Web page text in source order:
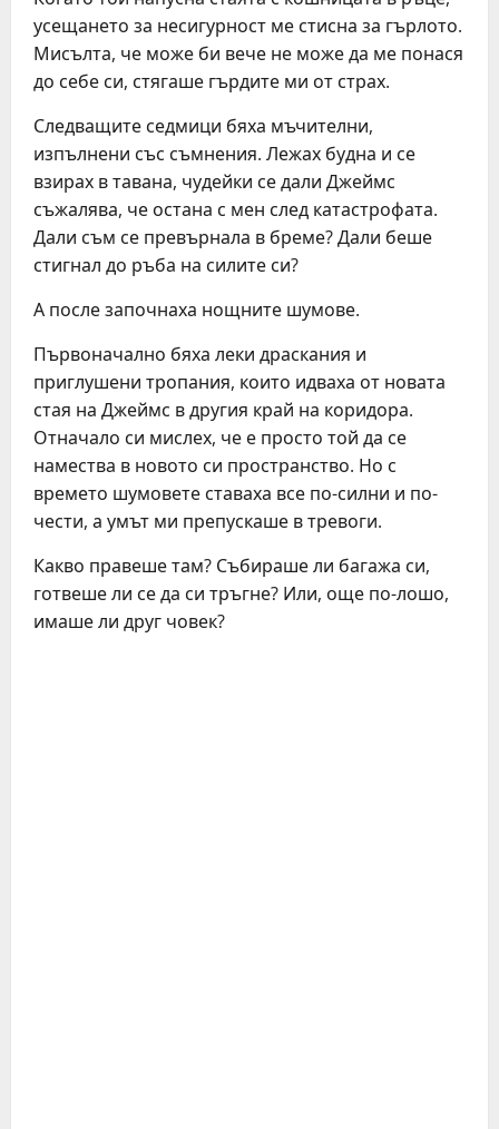
усещането за несигурност ме стисна за гърлото.
Мисълта, че може би вече не може да ме понася
до себе си, стягаше гърдите ми от страх.
Следващите седмици бяха мъчителни,
изпълнени със съмнения. Лежах будна и се
взирах в тавана, чудейки се дали Джеймс
съжалява, че остана с мен след катастрофата.
Дали съм се превърнала в бреме? Дали беше
стигнал до ръба на силите си?
А после започнаха нощните шумове.
Първоначално бяха леки драскания и
приглушени тропания, които идваха от новата
стая на Джеймс в другия край на коридора.
Отначало си мислех, че е просто той да се
намества в новото си пространство. Но с
времето шумовете ставаха все по-силни и по-
чести, а умът ми препускаше в тревоги.
Какво правеше там? Събираше ли багажа си,
готвеше ли се да си тръгне? Или, още по-лошо,
имаше ли друг човек?